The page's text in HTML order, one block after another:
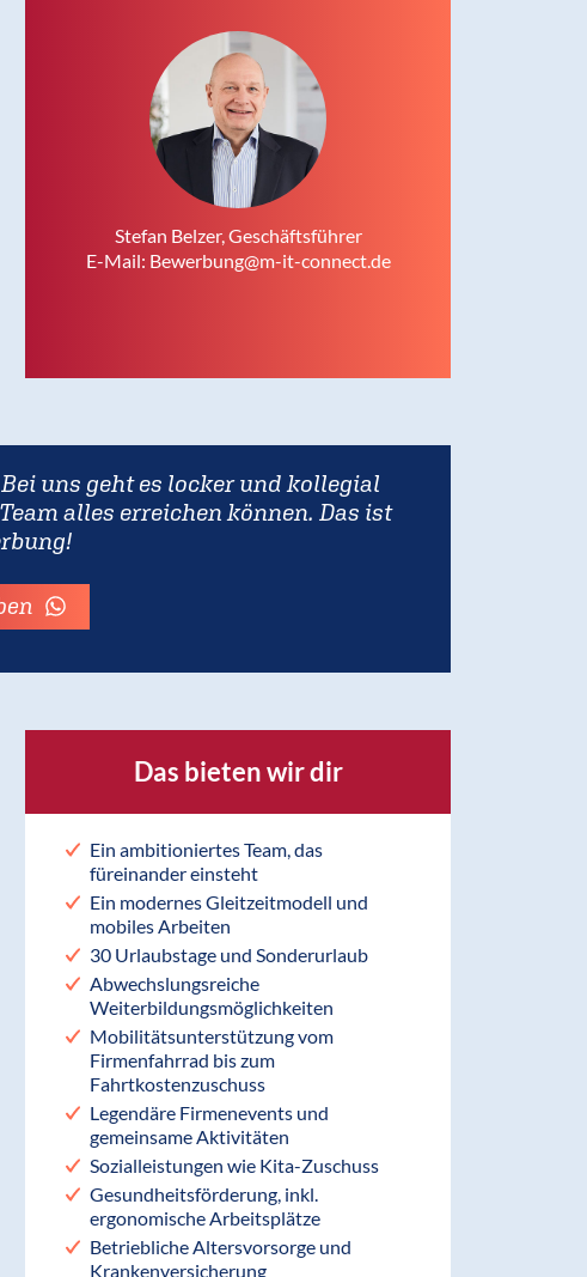
Stefan Belzer, Geschäftsführer
E-Mail: Bewerbung@m-it-connect.de
uns geht es locker und kollegial
alles erreichen können. Das ist
Das bieten wir dir
Ein ambitioniertes Team, das
füreinander einsteht
Ein modernes Gleitzeitmodell und
mobiles Arbeiten
30 Urlaubstage und Sonderurlaub
Abwechslungsreiche
Weiterbildungsmöglichkeiten
Mobilitätsunterstützung vom
Firmenfahrrad bis zum
Fahrtkostenzuschuss
Legendäre Firmenevents und
gemeinsame Aktivitäten
Sozialleistungen wie Kita-Zuschuss
Gesundheitsförderung, inkl.
ergonomische Arbeitsplätze
Betriebliche Altersvorsorge und
Krankenversicherung